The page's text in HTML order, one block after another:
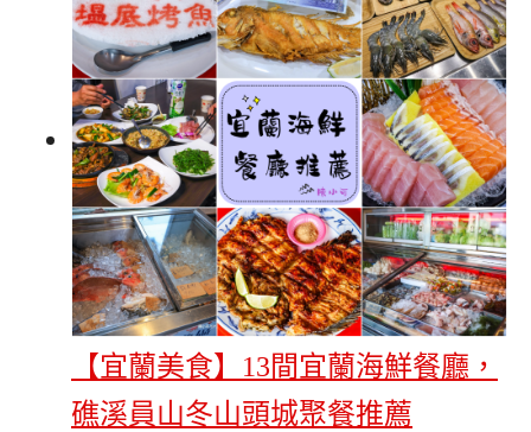
【宜蘭美食】13間宜蘭海鮮餐廳，
礁溪員山冬山頭城聚餐推薦